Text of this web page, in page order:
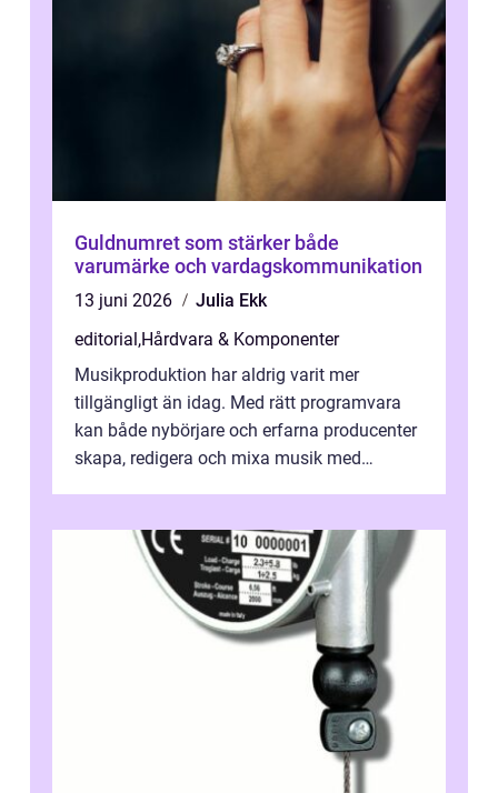
Guldnumret som stärker både
varumärke och vardagskommunikation
13 juni 2026
Julia Ekk
editorial,Hårdvara & Komponenter
Musikproduktion har aldrig varit mer
tillgängligt än idag. Med rätt programvara
kan både nybörjare och erfarna producenter
skapa, redigera och mixa musik med